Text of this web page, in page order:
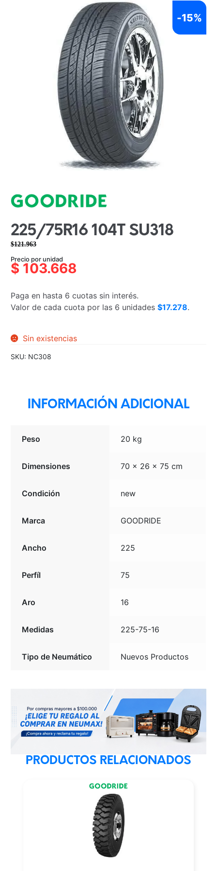
225/75R16 104T SU318
$121.963
precio
original
$121.963.
precio
actual
$103.668.
Precio por unidad
$ 103.668
Paga en hasta 6 cuotas sin interés.
Valor de cada cuota por las 6 unidades$17.278.
-15%
Sin existencias
SKU: NC308
INFORMACIÓN ADICIONAL
Peso 20 kg
Dimensiones 70 × 26 × 75 cm
Condición new
Marca GOODRIDE
Ancho 225
Perfíl 75
Aro 16
Medidas 225-75-16
Tipo de Neumático Nuevos Productos
PRODUCTOS RELACIONADOS